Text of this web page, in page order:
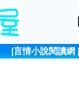
言情小說閱讀網